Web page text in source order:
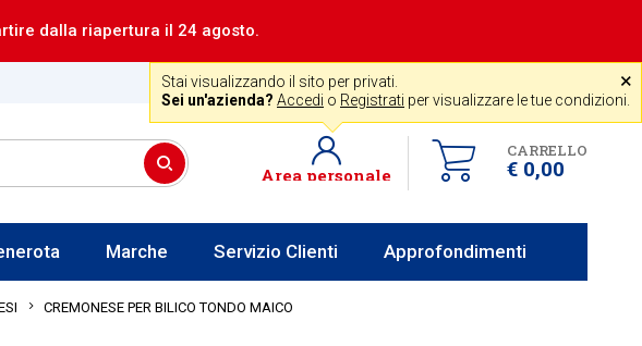
dalla riapertura il 24 agosto.
Assistenza gratuita
dal lun al ven 8-12 14-18 +39 0341 256700 ˟
Stai visualizzando il sito per privati.
Sei un'azienda? Accedi o Registrati per visualizzare le tue condizioni.
CARRELLO
€ 0,00
Area personale
Marche Servizio Clienti Approfondimenti
CREMONESE PER BILICO TONDO MAICO